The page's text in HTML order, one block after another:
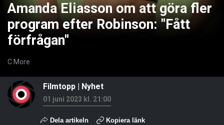
Amanda Eliasson om att göra fler
program efter Robinson: "Fått
förfrågan"
C More
Filmtopp Nyhet
01 juni 2023 kl. 21:00
Dela artikeln Kopiera länk